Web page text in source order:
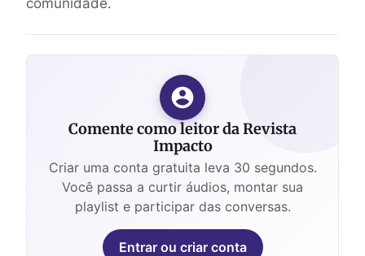
Comente como leitor da Revista
Impacto
Criar uma conta gratuita leva 30 segundos.
Você passa a curtir áudios, montar sua
playlist e participar das conversas.
Entrar ou criar conta